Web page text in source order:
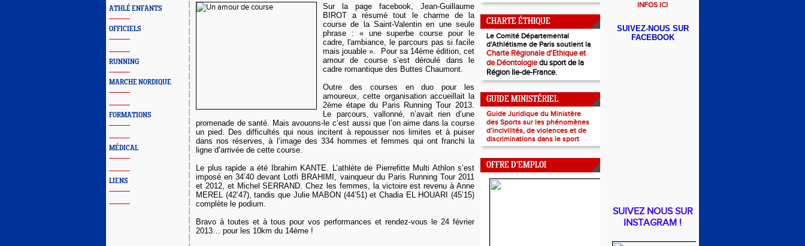
ATHLÉ ENFANTS
OFFICIELS
RUNNING
MARCHE NORDIQUE
FORMATIONS
MÉDICAL
LIENS
Sur la page facebook, Jean-Guillaume
BIROT a résumé tout le charme de la
course de la Saint-Valentin en une seule
phrase : « une superbe course pour le
cadre, l'ambiance, le parcours pas si facile
mais jouable ». Pour sa 14ème édition, cet
amour de course s’est déroulé dans le
cadre romantique des Buttes Chaumont.
Outre des courses en duo pour les
amoureux, cette organisation accueillait la
2ème étape du Paris Running Tour 2013.
Le parcours, vallonné, n’avait rien d’une
promenade de santé. Mais avouons-le c’est aussi que l’on aime dans la course
un pied. Des difficultés qui nous incitent à repousser nos limites et à puiser
dans nos réserves, à l’image des 334 hommes et femmes qui ont franchi la
ligne d’arrivée de cette course.
Le plus rapide a été Ibrahim KANTE. L’athlète de Pierrefitte Multi Athlon s’est
imposé en 34’40 devant Lotfi BRAHIMI, vainqueur du Paris Running Tour 2011
et 2012, et Michel SERRAND. Chez les femmes, la victoire est revenu à Anne
MEREL (42’47), tandis que Julie MABON (44’51) et Chadia EL HOUARI (45’15)
complète le podium.
Bravo à toutes et à tous pour vos performances et rendez-vous le 24 février
2013… pour les 10km du 14ème !
CHARTE ÉTHIQUE
Le Comité Départemental
d'Athlétisme de Paris soutient la
Charte Régionale d'Ethique et
de Déontologiedu sport de la
Région Ile-de-France.
GUIDE MINISTÉRIEL
Guide Juridique du Ministère
des Sports sur les phénomènes
d’incivilités, de violences et de
discriminations dans le sport
OFFRE D'EMPLOI
INFOS ICI
SUIVEZ-NOUS SUR
FACEBOOK
SUIVEZ NOUS SUR
INSTAGRAM !